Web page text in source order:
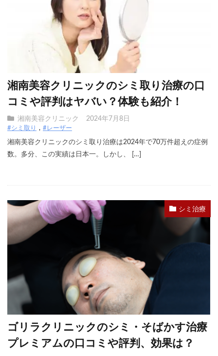
湘南美容クリニックのシミ取り治療の口
コミや評判はヤバい？体験も紹介！
湘南美容クリニック 2024年7月8日
#シミ取り #レーザー
湘南美容クリニックのシミ取り治療は2024年で70万件超えの症例
数。多分、この実績は日本一。しかし、 […]
シミ治療
ゴリラクリニックのシミ・そばかす治療
プレミアムの口コミや評判、効果は？